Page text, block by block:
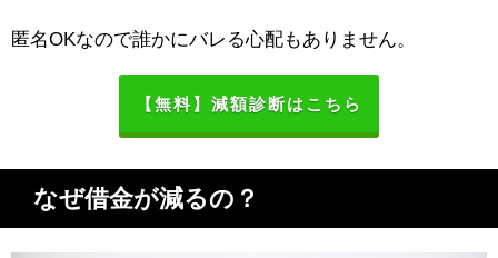
匿名OKなので誰かにバレる心配もありません。
【無料】減額診断はこちら
なぜ借金が減るの？